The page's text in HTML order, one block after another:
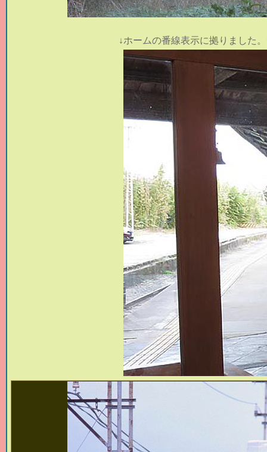
↓ホームの番線表示に拠りました